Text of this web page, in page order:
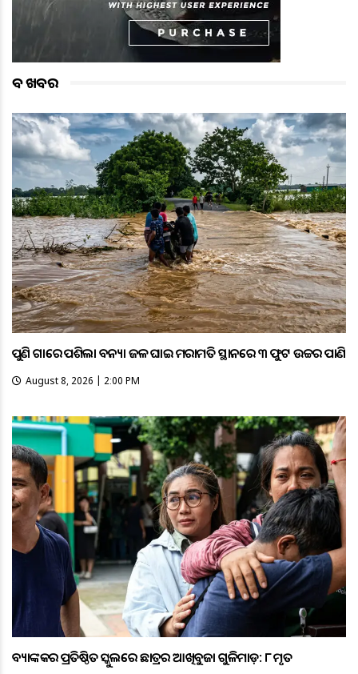
ବଡ ଖବର
ପୁଣି ଗାଁରେ ପଶିଲା ବନ୍ୟା ଜଳ ଘାଇ ମରାମତି ସ୍ଥାନରେ ୩ ଫୁଟ ଉଚ୍ଚର ପାଣି
August 8, 2026 | 2:00 PM
ବ୍ୟାଙ୍କକର ପ୍ରତିଷ୍ଠିତ ସ୍କୁଲରେ ଛାତ୍ରର ଆଖିବୁଜା ଗୁଳିମାଡ଼: ୮ ମୃତ